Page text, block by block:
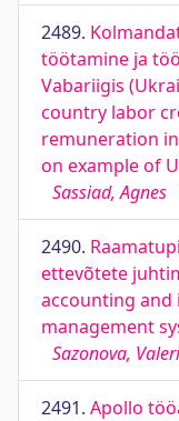
2489.
töötamine ja
Vabariigis
country labor
remuneration
on example of
Sassiad, Agnes
2490.
ettevõtete
accounting
management
Sazonova,
2491. Apollo